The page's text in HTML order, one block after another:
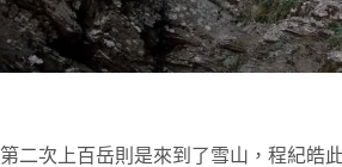
第二次上百岳則是來到了雪山，程紀皓